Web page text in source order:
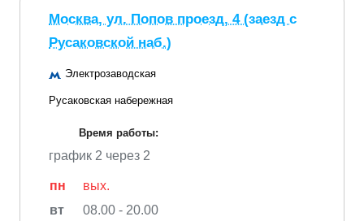
Москва, ул. Попов проезд, 4 (заезд с
Русаковской наб.)
Электрозаводская
Русаковская набережная
Время работы:
график 2 через 2
пн
вых.
вт
08.00 - 20.00